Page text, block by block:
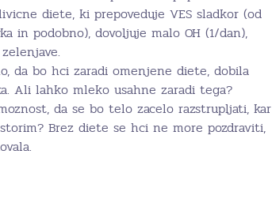
diete, ki prepoveduje VES sladkor (od
in podobno), dovoljuje malo OH (1/dan),
da bo hci zaradi omenjene diete, dobila
Ali lahko mleko usahne zaradi tega?
da se bo telo zacelo razstrupljati, kar
Brez diete se hci ne more pozdraviti,